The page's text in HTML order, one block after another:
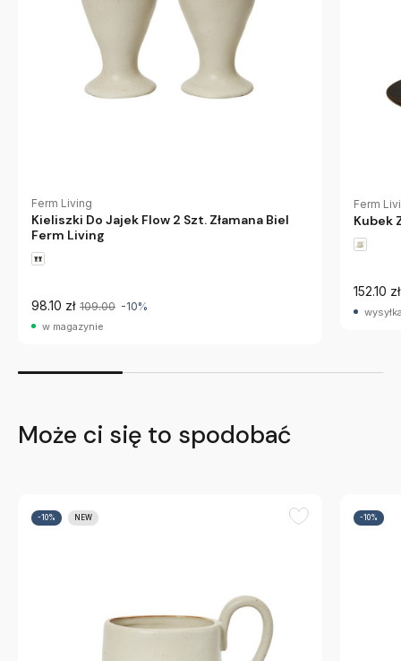
Ferm Living
Kieliszki Do Jajek Flow 2 Szt. Złamana Biel
Ferm Living
98.10 zł 109.00 -10%
w magazynie
Ferm
Kubek
152.10 zł
Może ci się to spodobać
-10% NEW -10%